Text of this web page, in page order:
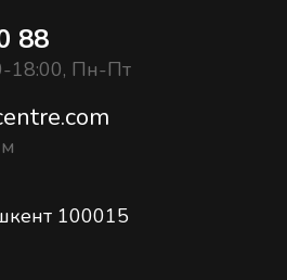
88
18:00, Пн-Пт
100015